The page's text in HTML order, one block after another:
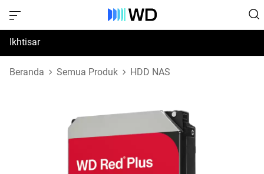
Ikhtisar
Spesifikasi
Beranda Semua Produk HDD NAS